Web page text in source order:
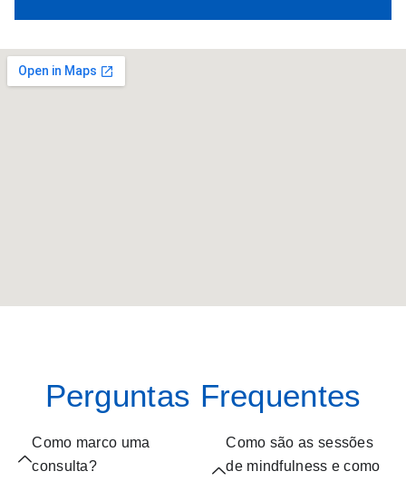
Perguntas Frequentes
Como marco uma
consulta?
Como são as sessões
de mindfulness e como